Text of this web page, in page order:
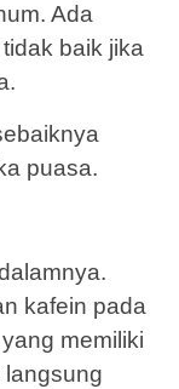
Ada
baik jika
puasa.
kafein pada
memiliki
langsung